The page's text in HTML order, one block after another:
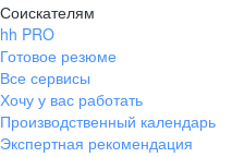
Соискателям
hh PRO
Готовое резюме
Все сервисы
Хочу у вас работать
Производственный календарь
Экспертная рекомендация